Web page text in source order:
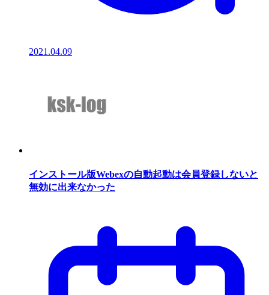
2021.04.09
インストール版Webexの自動起動は会員登録しないと
無効に出来なかった